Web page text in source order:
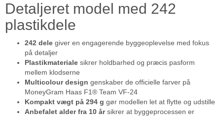
Detaljeret model med 242
plastikdele
242 dele giver en engagerende byggeoplevelse med fokus
på detaljer
Plastikmateriale sikrer holdbarhed og præcis pasform
mellem klodserne
Multicolour design genskaber de officielle farver på
MoneyGram Haas F1® Team VF-24
Kompakt vægt på 294 g gør modellen let at flytte og udstille
Anbefalet alder fra 10 årsikrer at byggeprocessen er